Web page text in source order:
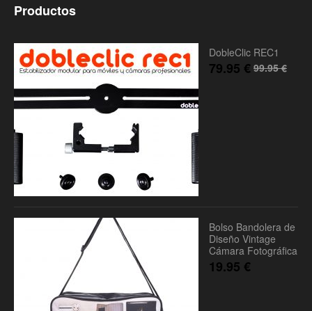
Productos
DobleClic REC1
99.95€
79.95 €
Bolso Bandolera de
Diseño Vintage
Cámara Fotográfica
19.95 €